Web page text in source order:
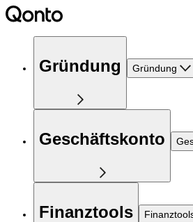
Gründung Gründung
Geschäftskonto
Finanztools